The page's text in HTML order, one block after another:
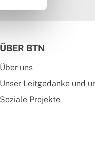
ÜBER BTN
Über uns
Unser Leitgedanke und
Soziale Projekte